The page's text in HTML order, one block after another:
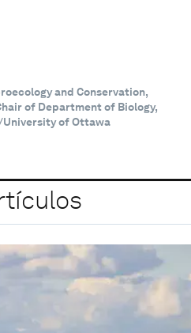
and Conservation,
of Department of Biology,
University of Ottawa